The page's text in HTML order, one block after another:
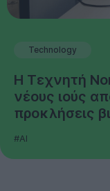
Technology
Η Τεχνητή
νέους ιούς
προκλήσεις
#AI